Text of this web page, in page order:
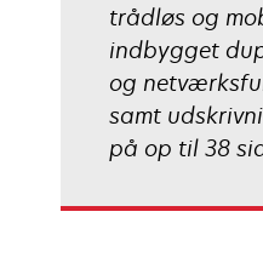
trådløs og
indbygget
og
samt
på op til 38